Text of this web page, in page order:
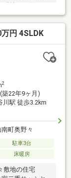
で０７９０-４
円 4SLDK
2
築22年9ヶ月)
川駅 徒歩3.2km
町奥野々
駐車3台
床暖房
敷地の住宅